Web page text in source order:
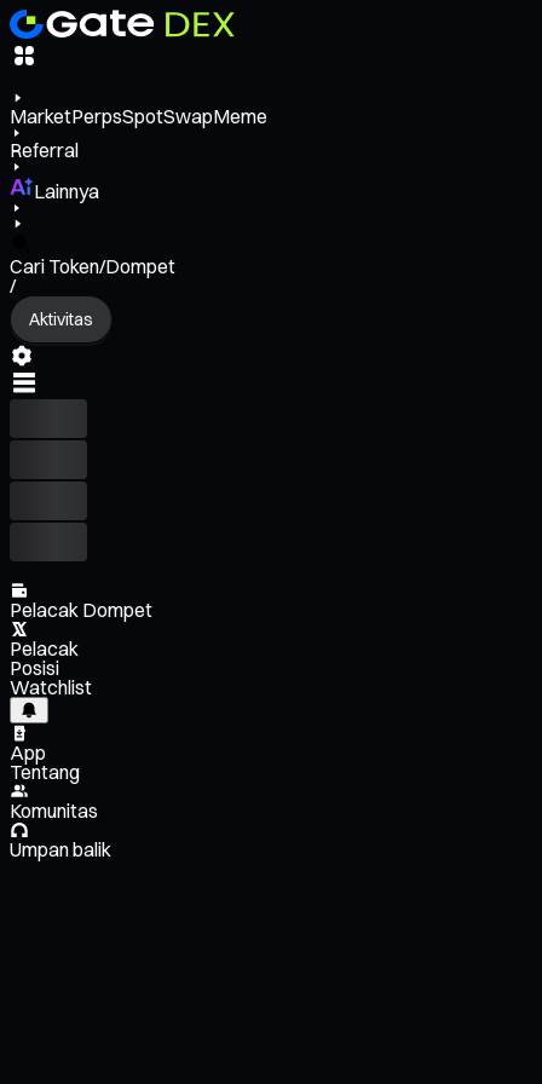
MarketPerpsSpotSwapMeme
Referral
Lainnya
Cari Token/Dompet
/
Aktivitas
Pelacak Dompet
Pelacak
Posisi
Watchlist
App
Tentang
Komunitas
Umpan balik